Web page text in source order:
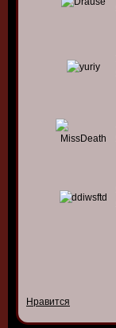
Нравится